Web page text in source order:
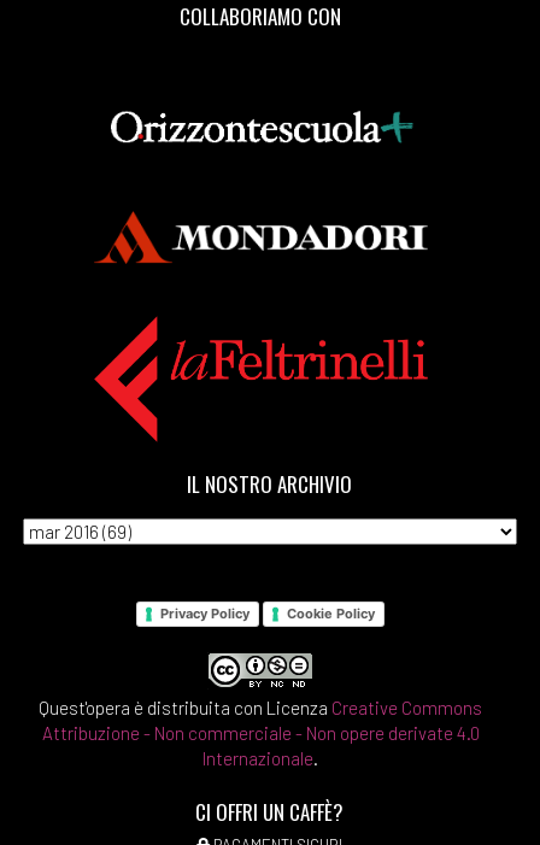
COLLABORIAMO CON
IL NOSTRO ARCHIVIO
Privacy Policy Cookie Policy
Quest'opera è distribuita con Licenza Creative Commons
Attribuzione - Non commerciale - Non opere derivate 4.0
Internazionale.
CI OFFRI UN CAFFÈ?